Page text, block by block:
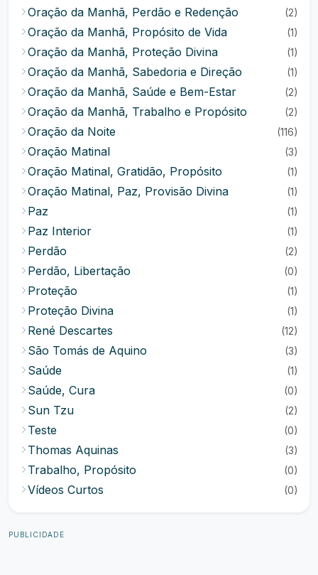
Oração da Manhã, Perdão e Redenção (2)
Oração da Manhã, Propósito de Vida (1)
Oração da Manhã, Proteção Divina (1)
Oração da Manhã, Sabedoria e Direção (1)
Oração da Manhã, Saúde e Bem-Estar (2)
Oração da Manhã, Trabalho e Propósito (2)
Oração da Noite (116)
Oração Matinal (3)
Oração Matinal, Gratidão, Propósito (1)
Oração Matinal, Paz, Provisão Divina (1)
Paz (1)
Paz Interior (1)
Perdão (2)
Perdão, Libertação (0)
Proteção (1)
Proteção Divina (1)
René Descartes (12)
São Tomás de Aquino (3)
Saúde (1)
Saúde, Cura (0)
Sun Tzu (2)
Teste (0)
Thomas Aquinas (3)
Trabalho, Propósito (0)
Vídeos Curtos (0)
PUBLICIDADE